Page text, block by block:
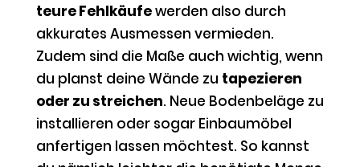
teure Fehlkäufewerden also durch
akkurates Ausmessen vermieden.
Zudem sind die Maße auch wichtig, wenn
du planst deine Wände zu tapezieren
oder zu streichen. Neue Bodenbeläge zu
installieren oder sogar Einbaumöbel
anfertigen lassen möchtest. So kannst